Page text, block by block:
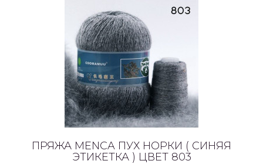
ПРЯЖА MENCA ПУХ НОРКИ ( СИНЯЯ
ЭТИКЕТКА ) ЦВЕТ 803